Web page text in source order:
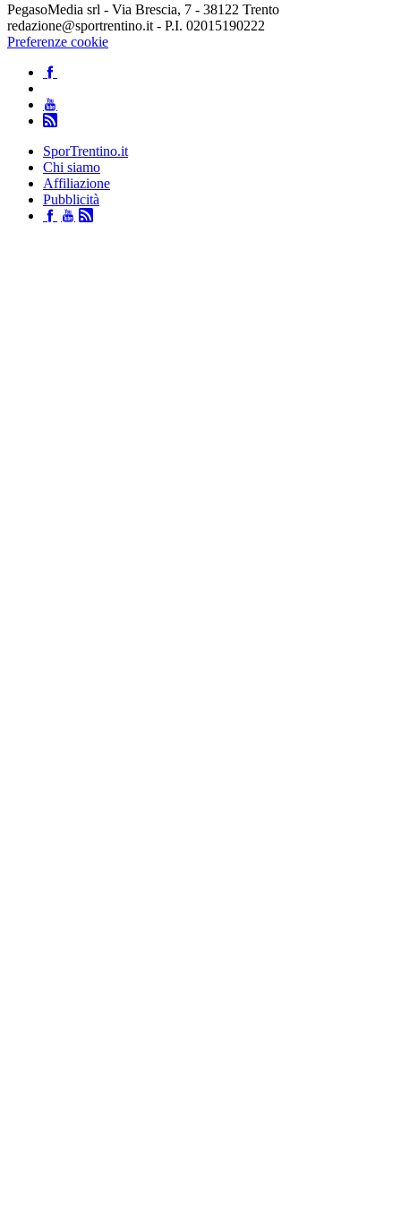
PegasoMedia srl - Via Brescia, 7 - 38122 Trento
redazione@sportrentino.it - P.I. 02015190222
Preferenze cookie
SporTrentino.it
Chi siamo
Affiliazione
Pubblicità